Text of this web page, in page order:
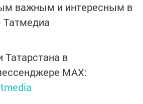
важным и интересным в
Татмедиа
Татарстана в
MАХ: